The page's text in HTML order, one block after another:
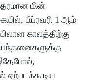
மின்
பிப்ரவரி 1 ஆம்
காலத்திற்கு
ஏற்படக்கூடிய